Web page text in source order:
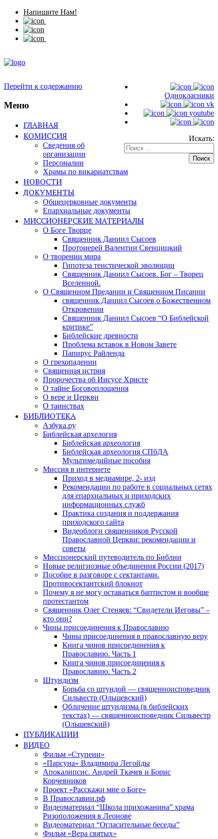
Напишите Нам!
Однокласники
vk
youtube
Искать:
Перейти к содержанию
Меню
ГЛАВНАЯ
КОМИССИЯ
Сведения об
организации
Персоналии
Храмы по викариатствам
НОВОСТИ
ДОКУМЕНТЫ
Общецерковные документы
Епархиальные документы
МИССИОНЕРСКИЕ МАТЕРИАЛЫ
О Боге Творце
Священник Даниил Сысоев
Протоиерей Валентин Свенцицкий
О творении мира
Гипотеза теистической эволюции
Священник Даниил Сысоев. Бог – Творец
Вселенной.
О Священном Предании и Священном Писании
священник Даниил Сысоев о Божественном
Откровении
Священник Даниил Сысоев “О Библейской
критике”
Библейские древности
Проблема вставок в Новом Завете
Папирус Райленда
О грехопадении
Священная истрия
Пророчества об Иисусе Христе
О тайне Боговоплощения
О вере и Церкви
О таинствах
БИБЛИОТЕКА
Азбука.ру
Библейская архелогия
Библейская археология
Библейская археология СПбДА
Мультимедийные пособия
Миссия в интернете
Приход в медиамире, 2- изд
Рекомендации по работе в социальных сетях
для епархиальных и приходских
информационных служб
Практика создания и поддержания
приходского сайта
Видеоблоги священников Русской
Православной Церкви: рекомендации и
советы
Миссионерский путеводитель по Библии
Новые религиозные объединения России (2017)
Пособие в разговоре с сектантами.
Противосектантский блокнот
Почему я не могу оставаться баптистом и вообще
протестантом
Священник Олег Стеняев: “Свидетели Иеговы” –
кто они?
Чины присоединения к Православию
Чины присоединения в православную веру
Книга чинов присоединения к
Православию. Часть 1
Книга чинов присоединения к
Православию. Часть 2
Штундизм
Борьба со штундой — священноисповедник
Сильвестр (Ольшевский)
Обличение штундизма (в библейских
текстах) — священноисповедник Сильвестр
(Ольшевский)
ПУБЛИКАЦИИ
ВИДЕО
Фильм «Ступени»
«Парсуна» Владимира Легойды
Апокалипсис. Андрей Ткачев и Борис
Корчевников
Проект «Расскажи мне о Боге»
В Православии.рф
Видеоматериал “Школа прихожанина” храма
Ризоположения в Леонове
Видеоматериал “Огласительные беседы”
Фильм «Вера святых»